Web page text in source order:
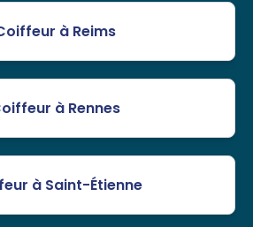
à Reims
à Rennes
à Saint-Étienne